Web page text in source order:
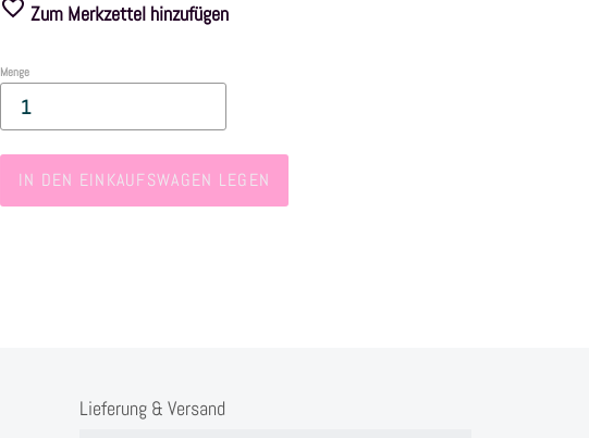
Zum Merkzettel hinzufügen
Menge
IN DEN EINKAUFSWAGEN LEGEN
Lieferung & Versand